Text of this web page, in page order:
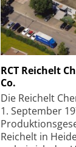
RCT Reichelt
Co.
Die Reichelt
1. September
Reichelt in